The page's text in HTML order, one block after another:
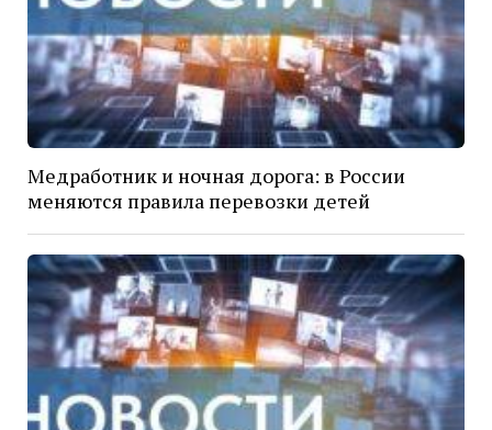
Медработник и ночная дорога: в России
меняются правила перевозки детей